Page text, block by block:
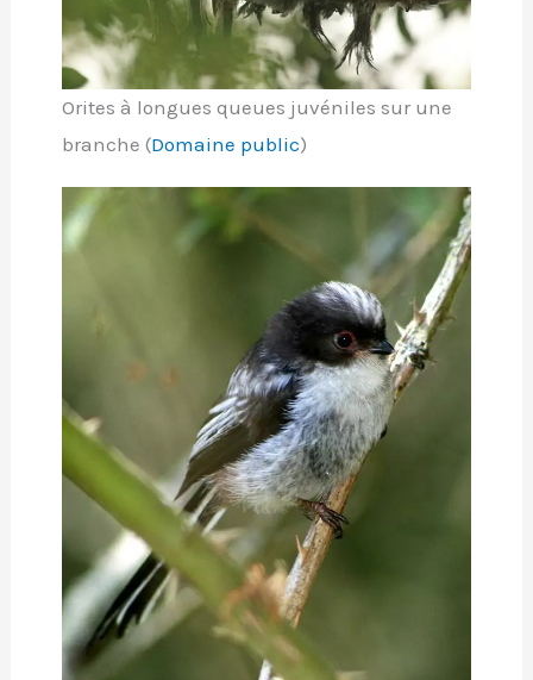
Orites à longues queues juvéniles sur une
branche (Domaine public)